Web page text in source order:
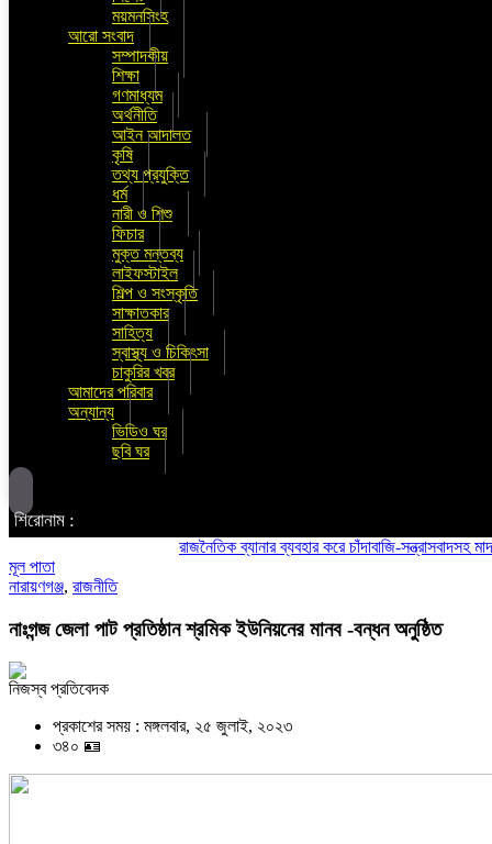
ময়মনসিংহ
আরো সংবাদ
সম্পাদকীয়
শিক্ষা
গণমাধ্যম
অর্থনীতি
আইন আদালত
কৃষি
তথ্য প্রযুক্তি
ধর্ম
নারী ও শিশু
ফিচার
মুক্ত মন্তব্য
লাইফস্টাইল
শিল্প ও সংস্কৃতি
সাক্ষাতকার
সাহিত্য
স্বাস্থ্য ও চিকিৎসা
চাকুরির খবর
আমাদের পরিবার
অন্যান্য
ভিডিও ঘর
ছবি ঘর
শিরোনাম :
রাজনৈতিক ব্যানার ব্যবহার করে চাঁদাবাজি-সন্ত্রাসবাদসহ মাদক
মূল পাতা
নারায়ণগঞ্জ, রাজনীতি
নাঃগন্জ জেলা পাট প্রতিষ্ঠান শ্রমিক ইউনিয়নের মানব -বন্ধন অনুষ্ঠিত
নিজস্ব প্রতিবেদক
প্রকাশের সময় : মঙ্গলবার, ২৫ জুলাই, ২০২৩
৩৪০ 🪪